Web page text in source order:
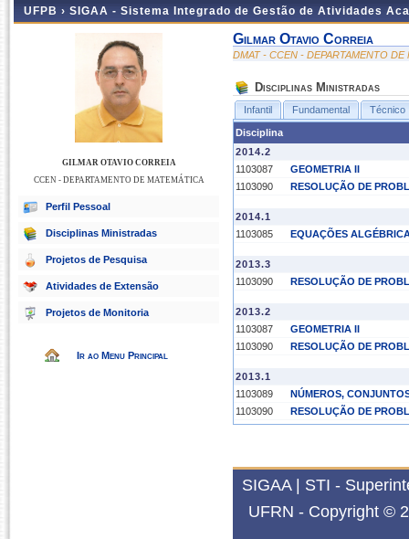
UFPB › SIGAA - Sistema Integrado de Gestão de Atividades
GILMAR OTAVIO CORREIA
CCEN - DEPARTAMENTO DE MATEMÁTICA
Perfil Pessoal
Disciplinas Ministradas
Projetos de Pesquisa
Atividades de Extensão
Projetos de Monitoria
Ir ao Menu Principal
Gilmar Otavio Correia
DMAT - CCEN - DEPARTAMENTO DE
Disciplinas Ministradas
Infantil Fundamental Técnico
Disciplina
2014.2
1103087
GEOMETRIA II
1103090
RESOLUÇÃO DE
2014.1
1103085
EQUAÇÕES
2013.3
1103090
RESOLUÇÃO DE
2013.2
1103087
GEOMETRIA II
1103090
RESOLUÇÃO DE
2013.1
1103089
NÚMEROS,
1103090
RESOLUÇÃO DE
SIGAA | STI -
UFRN - Copyright ©